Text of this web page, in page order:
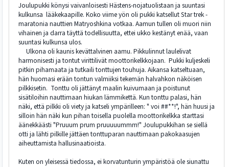
Joulupukki könysi vaivanloisesti Hästens-nojatuolistaan ja suuntasi
kulkunsa lääkekaapille. Koko viime yön oli pukki katsellut Star trek -
maratonia nauttien Matryoshkina votkaa. Aamun tullen oli muori niin
vihainen ja darra täyttä todellisuutta, ettei ukko kestänyt enää, vaan
suuntasi kulkunsa ulos.
Ulkona oli kaunis kevättalvinen aamu. Pikkulinnut laulelivat
harmonisesti ja tontut virittilivät moottorikelkkojaan. Pukki kuljeskeli
pitkin pihamaata ja tutkaili tonttujen touhuja. Aikansa katseltuaan,
hän huomasi erään tontun valmiiksi tekemän halvahkon näköisen
pilkkisetin. Tonttu oli jättänyt maalin kuivumaan ja poistunut
sisätiloihin nauttimaan hiukan lämmikettä. Kun tonttu palasi, hän
näki, että pilkki oli viety ja katseli ympärilleen: " voi ##**!", hän huusi ja
silloin hän näki kun pihan toisella puolella moottorikelkka starttasi
äänekkäästi "Pruuum prum pruuuuummm!" Joulupukkihan se siellä
otti ja lähti pilkille jättäen tonttuparan nauttimaan pakokaasujen
aiheuttamista hallusinaatioista.
Kuten on yleisessä tiedossa, ei korvatunturin ympäristöä ole siunattu